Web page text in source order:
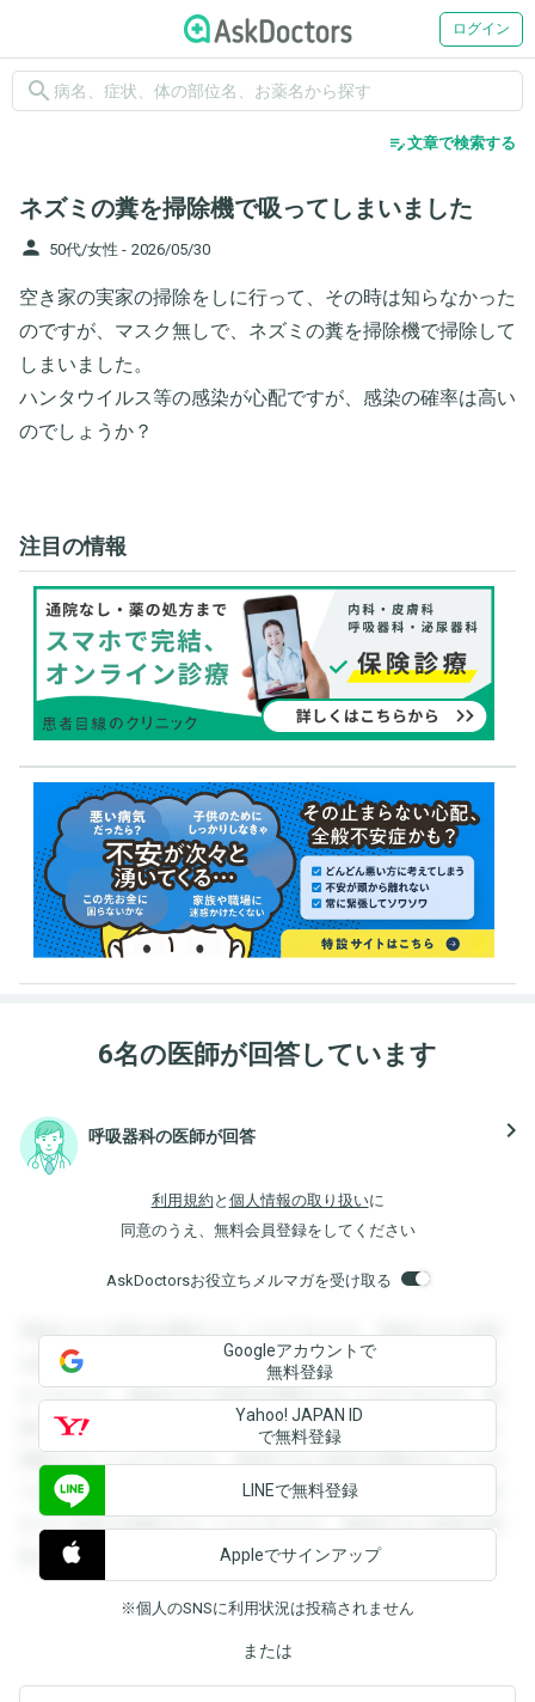
ログイン
search
edit_note文章で検索する
ネズミの糞を掃除機で吸ってしまいました
person 50代/女性 - 2026/05/30
空き家の実家の掃除をしに行って、その時は知らなかった
のですが、マスク無しで、ネズミの糞を掃除機で掃除して
しまいました。
ハンタウイルス等の感染が心配ですが、感染の確率は高い
のでしょうか？
注目の情報
6名の医師が回答しています
呼吸器科の医師が回答 navigate_next
利用規約 と 個人情報の取り扱いに
同意のうえ、無料会員登録をしてください
AskDoctorsお役立ちメルマガを受け取る
登録すると回答を閲覧することができます。登録すると回答
を閲覧することができます。登録すると回答を閲覧すること
ができます。登録すると回答を閲覧することができます。登
録すると回答を閲覧することができます。登録すると回答を
閲覧することができます。登録すると回答を閲覧することが
できます。登録すると回答を閲覧することができます。登録
すると回答を閲覧することができます。登録すると回答を閲
覧することができます。
Googleアカウントで
無料登録
Yahoo! JAPAN ID
で無料登録
LINEで無料登録
Appleでサインアップ
※個人のSNSに利用状況は投稿されません
または